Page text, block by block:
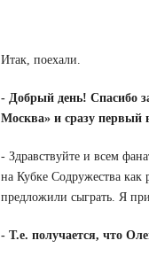
Итак, поехали.
- Добрый день! Спасибо
Москва» и сразу первый
- Здравствуйте и всем
на Кубке Содружества как
предложили сыграть. Я
- Т.е. получается, что